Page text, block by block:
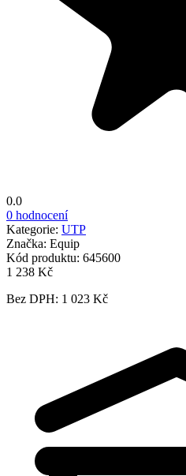
0.0
0 hodnocení
Kategorie: UTP
Značka: Equip
Kód produktu: 645600
1 238 Kč
Bez DPH: 1 023 Kč